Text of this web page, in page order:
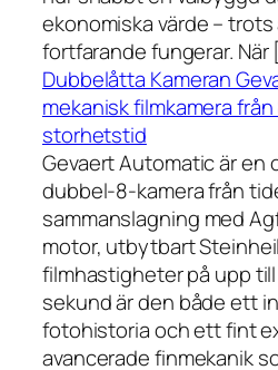
ekonomiska värde –
fortfarande fungerar. När
Dubbelåtta Kameran
mekanisk filmkamera
storhetstid
Gevaert Automatic är en
dubbel-8-kamera från
sammanslagning med
motor, utbytbart
filmhastigheter på upp
sekund är den både ett
fotohistoria och ett fint
avancerade finmekanik